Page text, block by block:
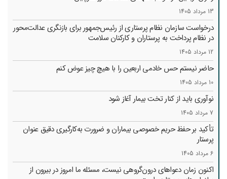
13 مرداد 1405
درخواست سازمان نظام پرستاری از رئیس‌جمهور برای بازنگری عدالت‌محور
در نظام پرداخت به پرستاران و کارکنان سلامت
12 مرداد 1405
حاضر نیستم حس خادمی اربعین را با هیچ چیز عوض کنم
10 مرداد 1405
نوآوری باید از کنار تخت بیمار آغاز شود
7 مرداد 1405
تأکید بر حفظ حریم خصوصی بیماران و ضرورت به‌کارگیری دقیق عنوان
پرستار
6 مرداد 1405
اکنون زمان دعواهای درون‌گروهی نیست، مسئله ما امروز در بیرون از